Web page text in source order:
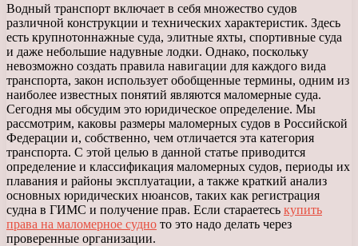
Водный транспорт включает в себя множество судов
различной конструкции и технических характеристик. Здесь
есть крупнотоннажные суда, элитные яхты, спортивные суда
и даже небольшие надувные лодки. Однако, поскольку
невозможно создать правила навигации для каждого вида
транспорта, закон использует обобщенные термины, одним из
наиболее известных понятий являются маломерные суда.
Сегодня мы обсудим это юридическое определение. Мы
рассмотрим, каковы размеры маломерных судов в Российской
Федерации и, собственно, чем отличается эта категория
транспорта. С этой целью в данной статье приводится
определение и классификация маломерных судов, периоды их
плавания и районы эксплуатации, а также краткий анализ
основных юридических нюансов, таких как регистрация
судна в ГИМС и получение прав. Если стараетесь купить
права на маломерное судно то это надо делать через
проверенные организации.